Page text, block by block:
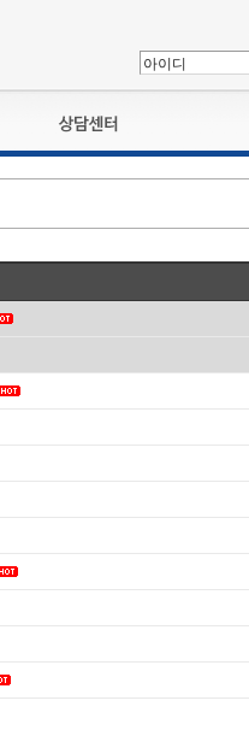
상담접수